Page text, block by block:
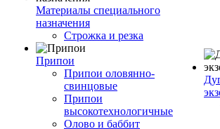
Материалы специального
назначения
Строжка и резка
Припои
Припои оловянно-
свинцовые
Припои
высокотехнологичные
Олово и баббит